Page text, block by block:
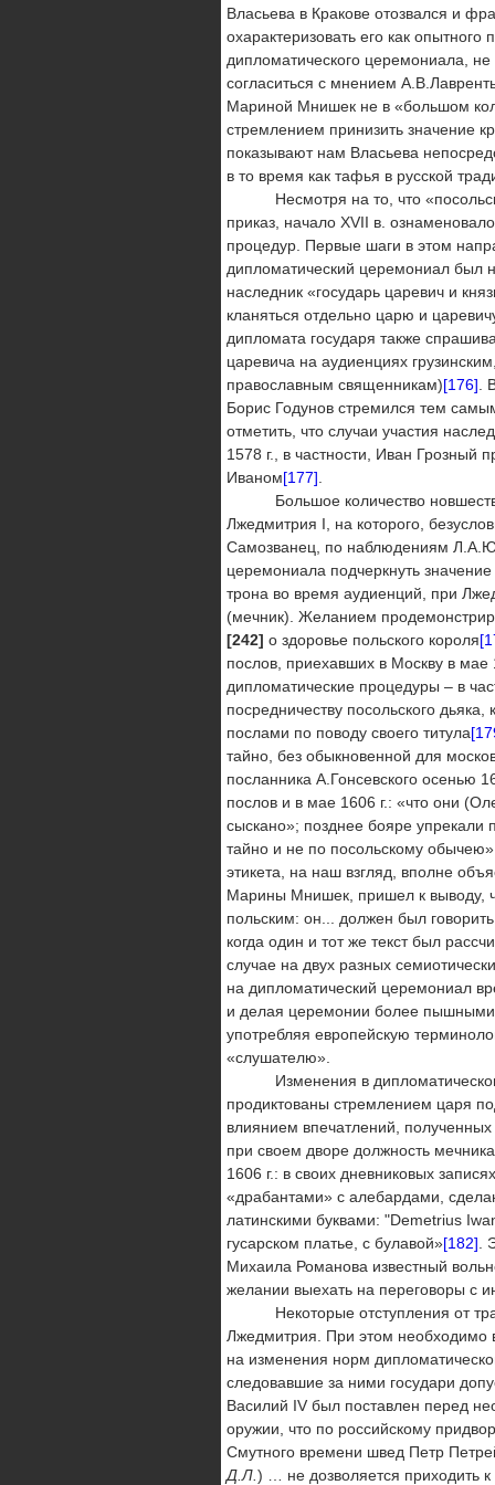
Власьева в Кракове отозвался и
охарактеризовать его как
дипломатического церемониала,
согласиться с мнением
Мариной Мнишек не в «большом
стремлением принизить значение
показывают нам Власьева
в то время как тафья в русской
Несмотря на то, что
приказ, начало XVII в.
процедур. Первые шаги в этом
дипломатический церемониал был
наследник «государь царевич и
кланяться отдельно царю и
дипломата государя также
царевича на аудиенциях
православным священникам)[176] .
Борис Годунов стремился тем
отметить, что случаи участия
1578 г., в частности, Иван
Иваном[177]
Большое количество новшеств в
Лжедмитрия I, на которого,
Самозванец, по наблюдениям
церемониала подчеркнуть
трона во время аудиенций, при
(мечник). Желанием
[242] о здоровье польского короля
послов, приехавших в Москву в
дипломатические процедуры – в
посредничеству посольского
послами по поводу своего титула
тайно, без обыкновенной для
посланника А.Гонсевского осенью
послов и в мае 1606 г.: «что они
сыскано»; позднее бояре
тайно и не по посольскому обычею»
этикета, на наш взгляд, вполне
Марины Мнишек, пришел к выводу,
польским: он... должен был
когда один и тот же текст был
случае на двух разных
на дипломатический церемониал
и делая церемонии более
употребляя европейскую
«слушателю».
Изменения в дипломатическом
продиктованы стремлением царя
влиянием впечатлений,
при своем дворе должность
1606 г.: в своих дневниковых
«драбантами» с алебардами,
латинскими буквами: "Demetrius
гусарском платье, с булавой»[182] .
Михаила Романова известный
желании выехать на переговоры с
Некоторые отступления от
Лжедмитрия. При этом необходимо
на изменения норм
следовавшие за ними государи
Василий IV был поставлен перед
оружии, что по российскому
Смутного времени швед Петр
Д.Л. ) … не дозволяется приходить